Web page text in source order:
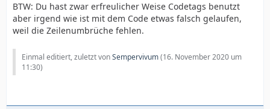
BTW: Du hast zwar erfreulicher Weise Codetags benutzt
aber irgend wie ist mit dem Code etwas falsch gelaufen,
weil die Zeilenumbrüche fehlen.
Einmal editiert, zuletzt vonSempervivum(16. November 2020 um
11:30)